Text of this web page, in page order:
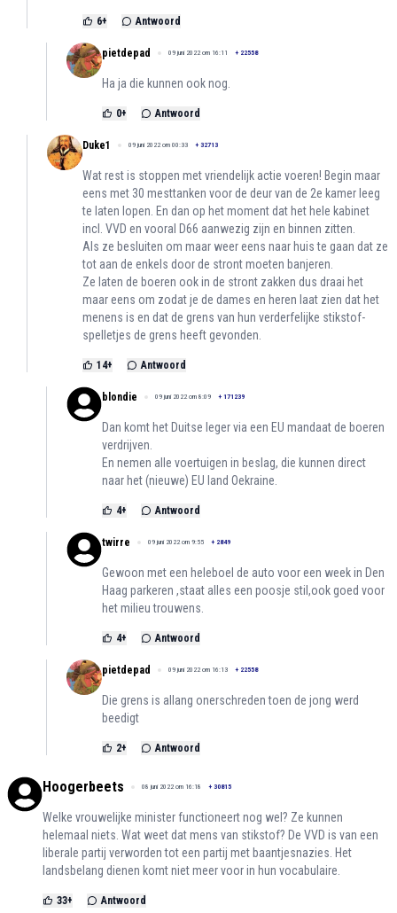
6+ Antwoord
pietdepad 09 juni 2022 om 16:11 + 22558
Ha ja die kunnen ook nog.
0+ Antwoord
Duke1 09 juni 2022 om 00:33 + 32713
Wat rest is stoppen met vriendelijk actie voeren! Begin maar
eens met 30 mesttanken voor de deur van de 2e kamer leeg
te laten lopen. En dan op het moment dat het hele kabinet
incl. VVD en vooral D66 aanwezig zijn en binnen zitten.
Als ze besluiten om maar weer eens naar huis te gaan dat ze
tot aan de enkels door de stront moeten banjeren.
Ze laten de boeren ook in de stront zakken dus draai het
maar eens om zodat je de dames en heren laat zien dat het
menens is en dat de grens van hun verderfelijke stikstof-
spelletjes de grens heeft gevonden.
14+ Antwoord
blondie 09 juni 2022 om 8:09 + 171239
Dan komt het Duitse leger via een EU mandaat de boeren
verdrijven.
En nemen alle voertuigen in beslag, die kunnen direct
naar het (nieuwe) EU land Oekraine.
4+ Antwoord
twirre 09 juni 2022 om 9:55 + 2849
Gewoon met een heleboel de auto voor een week in Den
Haag parkeren ,staat alles een poosje stil,ook goed voor
het milieu trouwens.
4+ Antwoord
pietdepad 09 juni 2022 om 16:13 + 22558
Die grens is allang onerschreden toen de jong werd
beedigt
2+ Antwoord
Hoogerbeets 08 juni 2022 om 16:18 + 30815
Welke vrouwelijke minister functioneert nog wel? Ze kunnen
helemaal niets. Wat weet dat mens van stikstof? De VVD is van een
liberale partij verworden tot een partij met baantjesnazies. Het
landsbelang dienen komt niet meer voor in hun vocabulaire.
33+ Antwoord